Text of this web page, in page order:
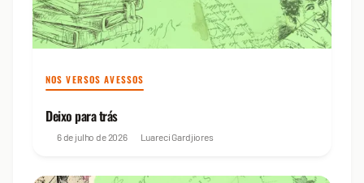
NOS VERSOS AVESSOS
Deixo para trás
6 de julho de 2026 Luareci Gardjiores